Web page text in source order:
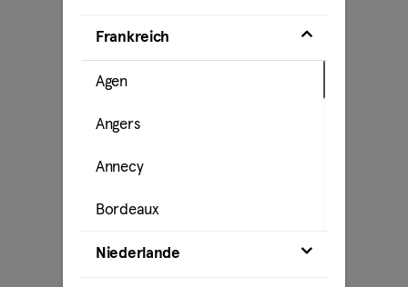
Frankreich
Agen
Angers
Annecy
Bordeaux
Caen
Niederlande